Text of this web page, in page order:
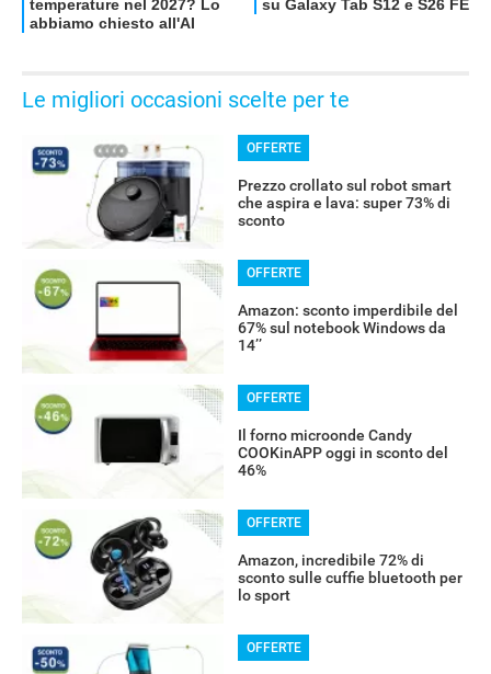
Le migliori occasioni scelte per te
OFFERTE
Prezzo crollato sul robot smart
che aspira e lava: super 73% di
sconto
OFFERTE
Amazon: sconto imperdibile del
67% sul notebook Windows da
14’’
OFFERTE
Il forno microonde Candy
COOKinAPP oggi in sconto del
46%
OFFERTE
Amazon, incredibile 72% di
sconto sulle cuffie bluetooth per
lo sport
OFFERTE